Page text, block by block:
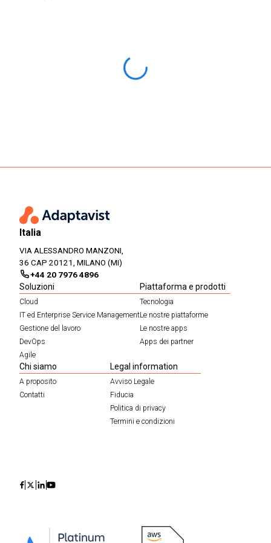
Italia
VIA ALESSANDRO MANZONI,
36 CAP 20121, MILANO (MI)
+44 20 7976 4896
Soluzioni
Cloud
IT ed Enterprise Service Management
Gestione del lavoro
DevOps
Agile
Piattaforma e prodotti
Tecnologia
Le nostre piattaforme
Le nostre apps
Apps dei partner
Chi siamo
A proposito
Contatti
Legal information
Avviso Legale
Fiducia
Politica di privacy
Termini e condizioni
IconIconIconIcon